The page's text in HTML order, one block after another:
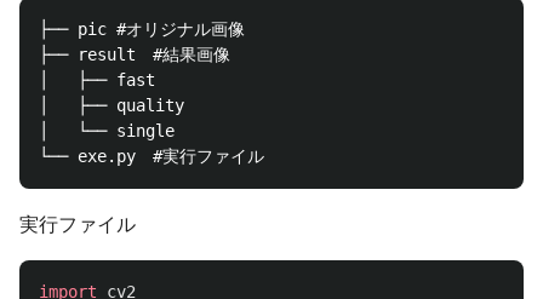
├── pic #オリジナル画像
├── result　#結果画像
│   ├── fast
│   ├── quality
│   └── single
実行ファイル
import
cv2